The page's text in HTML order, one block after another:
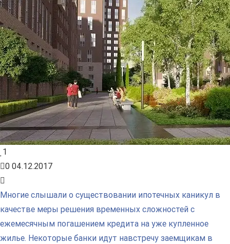
1
0 04.12.2017
Многие слышали о существовании ипотечных каникул в
качестве меры решения временных сложностей с
ежемесячным погашением кредита на уже купленное
жилье. Некоторые банки идут навстречу заемщикам в